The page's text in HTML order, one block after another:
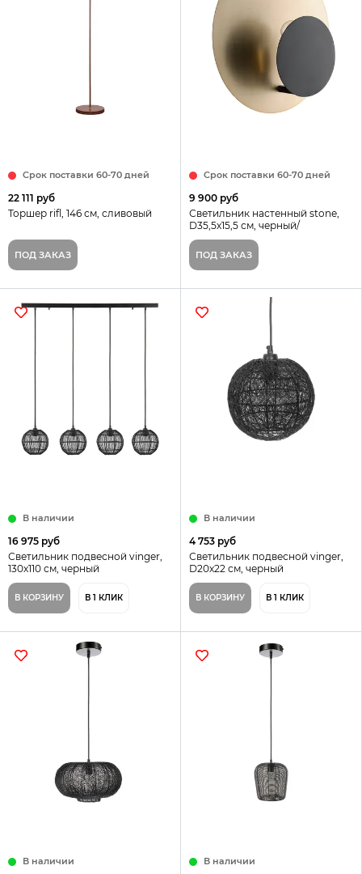
Срок поставки 60-70 дней
22 111 руб
Торшер rifl, 146 см, сливовый
ПОД ЗАКАЗ
Срок поставки 60-70 дней
9 900 руб
Светильник настенный stone,
D35,5х15,5 см, черный/
золотистый
ПОД ЗАКАЗ
В наличии
16 975 руб
Светильник подвесной vinger,
130х110 см, черный
В КОРЗИНУ В 1 КЛИК
В наличии
4 753 руб
Светильник подвесной vinger,
D20х22 см, черный
В КОРЗИНУ В 1 КЛИК
В наличии В наличии